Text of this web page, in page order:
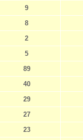
9
8
2
5
89
40
29
27
23